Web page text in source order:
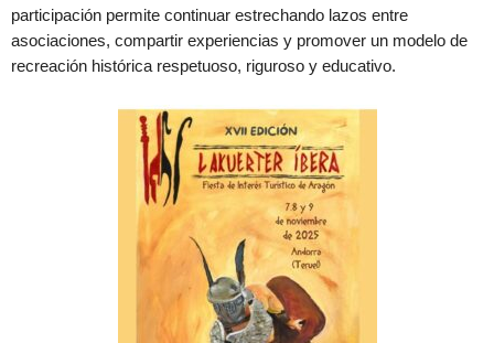
participación permite continuar estrechando lazos entre
asociaciones, compartir experiencias y promover un modelo de
recreación histórica respetuoso, riguroso y educativo.